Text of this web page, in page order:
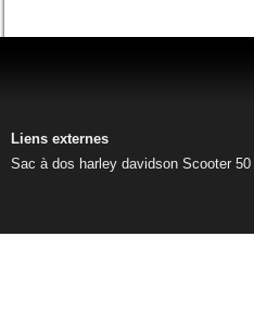
Liens externes
Sac à dos harley davidson Scooter 50